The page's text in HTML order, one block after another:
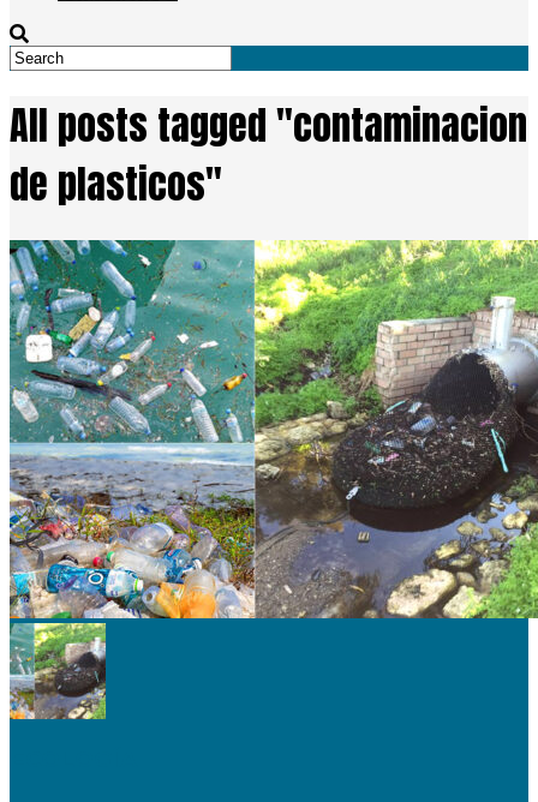
All posts tagged "contaminacion
de plasticos"